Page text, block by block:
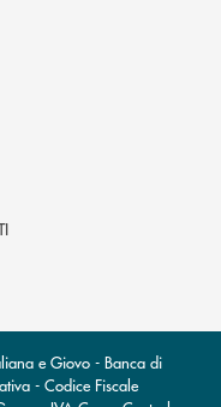
posta elettronica)
l’app di posta
e Giovo - Banca di
- Codice Fiscale